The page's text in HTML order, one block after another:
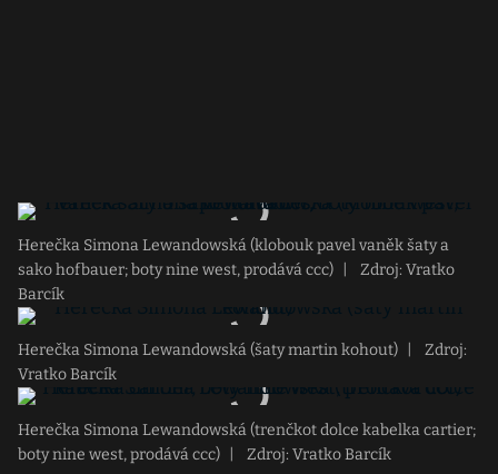
Herečka Simona Lewandowská (klobouk pavel vaněk šaty a
sako hofbauer; boty nine west, prodává ccc)
Zdroj: Vratko
Barcík
Herečka Simona Lewandowská (šaty martin kohout)
Zdroj:
Vratko Barcík
Herečka Simona Lewandowská (trenčkot dolce kabelka cartier;
boty nine west, prodává ccc)
Zdroj: Vratko Barcík